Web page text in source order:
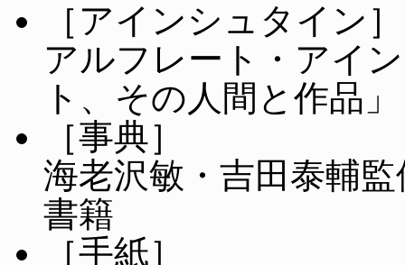
［アインシュタイン］
アルフレート・アイ
ト、その人間と作品
［事典］
海老沢敏・吉田泰輔
書籍
［手紙］